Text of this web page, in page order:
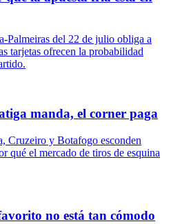
Palmeiras del 22 de julio obliga a
tarjetas ofrecen la probabilidad
manda, el corner paga
Cruzeiro y Botafogo esconden
qué el mercado de tiros de esquina
no está tan cómodo